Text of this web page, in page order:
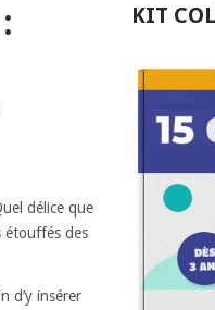
délice que
étouffés des
d’y insérer
KIT